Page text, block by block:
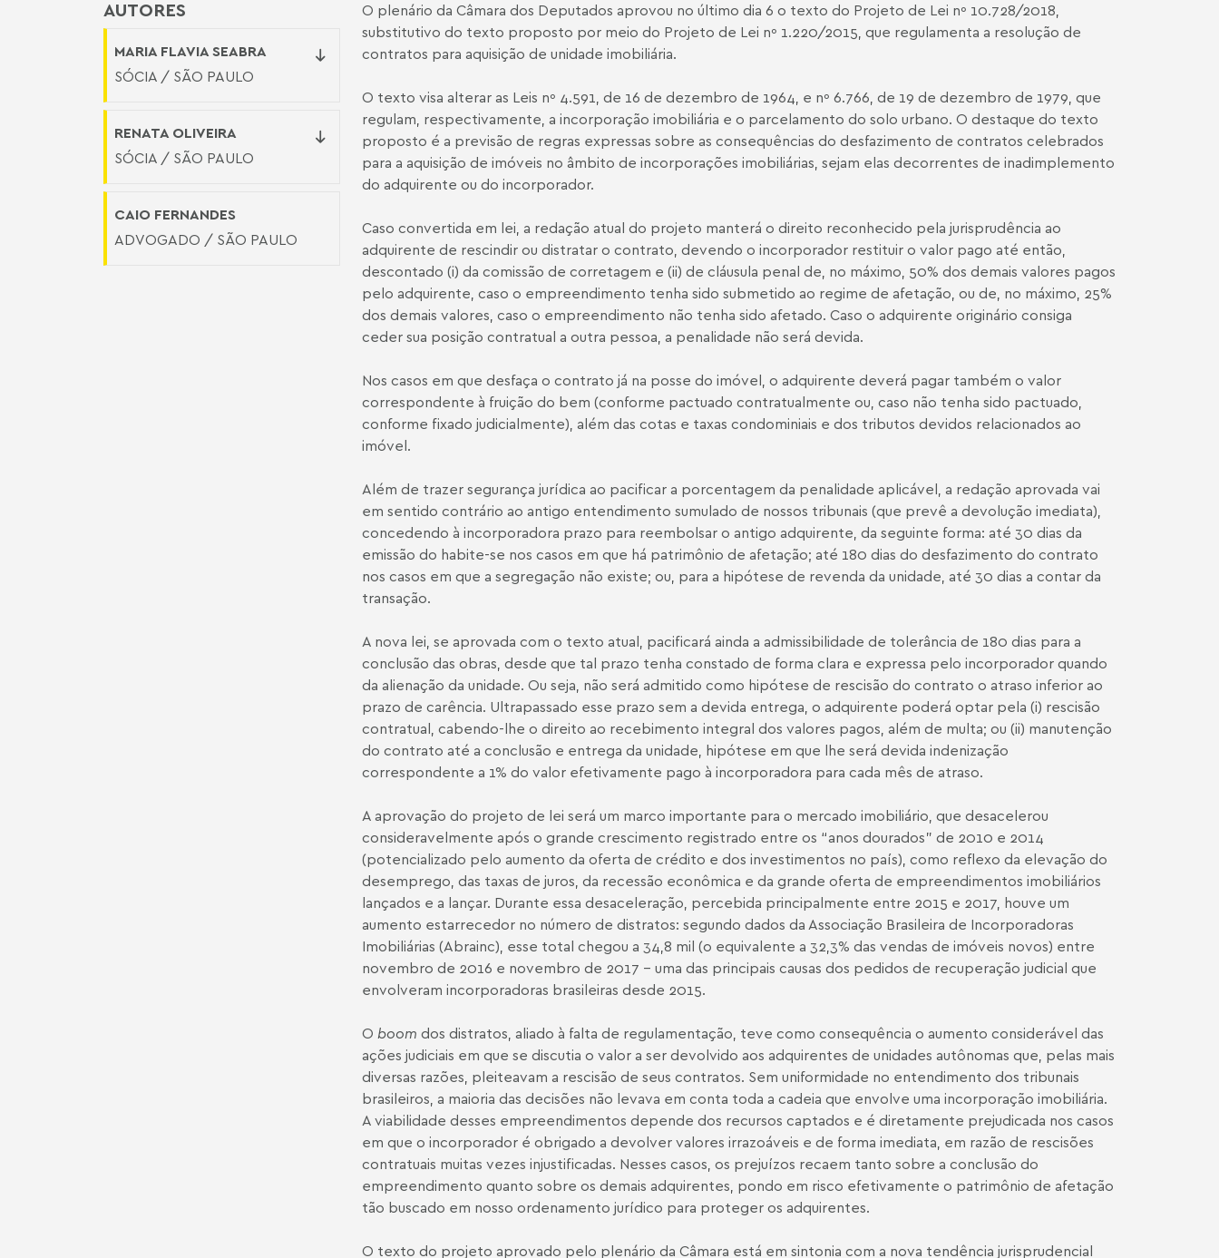
AUTORES
MARIA FLAVIA SEABRA
SÓCIA / SÃO PAULO
RENATA OLIVEIRA
SÓCIA / SÃO PAULO
CAIO FERNANDES
ADVOGADO / SÃO PAULO
O plenário da Câmara dos Deputados aprovou no último dia 6 o texto do Projeto de Lei nº 10.728/2018,
substitutivo do texto proposto por meio do Projeto de Lei nº 1.220/2015, que regulamenta a resolução de
contratos para aquisição de unidade imobiliária.
O texto visa alterar as Leis nº 4.591, de 16 de dezembro de 1964, e nº 6.766, de 19 de dezembro de 1979, que
regulam, respectivamente, a incorporação imobiliária e o parcelamento do solo urbano. O destaque do texto
proposto é a previsão de regras expressas sobre as consequências do desfazimento de contratos celebrados
para a aquisição de imóveis no âmbito de incorporações imobiliárias, sejam elas decorrentes de inadimplemento
do adquirente ou do incorporador.
Caso convertida em lei, a redação atual do projeto manterá o direito reconhecido pela jurisprudência ao
adquirente de rescindir ou distratar o contrato, devendo o incorporador restituir o valor pago até então,
descontado (i) da comissão de corretagem e (ii) de cláusula penal de, no máximo, 50% dos demais valores pagos
pelo adquirente, caso o empreendimento tenha sido submetido ao regime de afetação, ou de, no máximo, 25%
dos demais valores, caso o empreendimento não tenha sido afetado. Caso o adquirente originário consiga
ceder sua posição contratual a outra pessoa, a penalidade não será devida.
Nos casos em que desfaça o contrato já na posse do imóvel, o adquirente deverá pagar também o valor
correspondente à fruição do bem (conforme pactuado contratualmente ou, caso não tenha sido pactuado,
conforme fixado judicialmente), além das cotas e taxas condominiais e dos tributos devidos relacionados ao
imóvel.
Além de trazer segurança jurídica ao pacificar a porcentagem da penalidade aplicável, a redação aprovada vai
em sentido contrário ao antigo entendimento sumulado de nossos tribunais (que prevê a devolução imediata),
concedendo à incorporadora prazo para reembolsar o antigo adquirente, da seguinte forma: até 30 dias da
emissão do habite-se nos casos em que há patrimônio de afetação; até 180 dias do desfazimento do contrato
nos casos em que a segregação não existe; ou, para a hipótese de revenda da unidade, até 30 dias a contar da
transação.
A nova lei, se aprovada com o texto atual, pacificará ainda a admissibilidade de tolerância de 180 dias para a
conclusão das obras, desde que tal prazo tenha constado de forma clara e expressa pelo incorporador quando
da alienação da unidade. Ou seja, não será admitido como hipótese de rescisão do contrato o atraso inferior ao
prazo de carência. Ultrapassado esse prazo sem a devida entrega, o adquirente poderá optar pela (i) rescisão
contratual, cabendo-lhe o direito ao recebimento integral dos valores pagos, além de multa; ou (ii) manutenção
do contrato até a conclusão e entrega da unidade, hipótese em que lhe será devida indenização
correspondente a 1% do valor efetivamente pago à incorporadora para cada mês de atraso.
A aprovação do projeto de lei será um marco importante para o mercado imobiliário, que desacelerou
consideravelmente após o grande crescimento registrado entre os “anos dourados” de 2010 e 2014
(potencializado pelo aumento da oferta de crédito e dos investimentos no país), como reflexo da elevação do
desemprego, das taxas de juros, da recessão econômica e da grande oferta de empreendimentos imobiliários
lançados e a lançar. Durante essa desaceleração, percebida principalmente entre 2015 e 2017, houve um
aumento estarrecedor no número de distratos: segundo dados da Associação Brasileira de Incorporadoras
Imobiliárias (Abrainc), esse total chegou a 34,8 mil (o equivalente a 32,3% das vendas de imóveis novos) entre
novembro de 2016 e novembro de 2017 – uma das principais causas dos pedidos de recuperação judicial que
envolveram incorporadoras brasileiras desde 2015.
O boom dos distratos, aliado à falta de regulamentação, teve como consequência o aumento considerável das
ações judiciais em que se discutia o valor a ser devolvido aos adquirentes de unidades autônomas que, pelas mais
diversas razões, pleiteavam a rescisão de seus contratos. Sem uniformidade no entendimento dos tribunais
brasileiros, a maioria das decisões não levava em conta toda a cadeia que envolve uma incorporação imobiliária.
A viabilidade desses empreendimentos depende dos recursos captados e é diretamente prejudicada nos casos
em que o incorporador é obrigado a devolver valores irrazoáveis e de forma imediata, em razão de rescisões
contratuais muitas vezes injustificadas. Nesses casos, os prejuízos recaem tanto sobre a conclusão do
empreendimento quanto sobre os demais adquirentes, pondo em risco efetivamente o patrimônio de afetação
tão buscado em nosso ordenamento jurídico para proteger os adquirentes.
O texto do projeto aprovado pelo plenário da Câmara está em sintonia com a nova tendência jurisprudencial